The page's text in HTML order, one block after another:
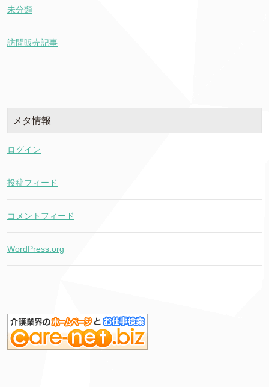
未分類
訪問販売記事
メタ情報
ログイン
投稿フィード
コメントフィード
WordPress.org